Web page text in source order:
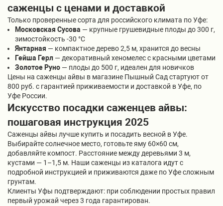
саженцы с ценами и доставкой
Только проверенные сорта для российского климата по Уфе:
Московская Сусова — крупные грушевидные плоды до 300 г,
зимостойкость -30 °C
Янтарная — компактное дерево 2,5 м, хранится до весны
Гейша Герл — декоративный хеномелес с красными цветами
Золотое Руно — плоды до 500 г, идеален для новичков
Цены на саженцы айвы в магазине Пышный Сад стартуют от
800 руб. с гарантией приживаемости и доставкой в Уфе, по
Уфе России.
Искусство посадки саженцев айвы:
пошаговая инструкция 2025
Саженцы айвы лучше купить и посадить весной в Уфе.
Выбирайте солнечное место, готовьте яму 60×60 см,
добавляйте компост. Расстояние между деревьями 3 м,
кустами — 1–1,5 м. Наши саженцы из каталога идут с
подробной инструкцией и приживаются даже по Уфе сложным
грунтам.
Клиенты Уфы подтверждают: при соблюдении простых правил
первый урожай через 3 года гарантирован.